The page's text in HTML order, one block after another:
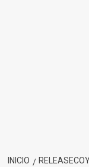
INICIO